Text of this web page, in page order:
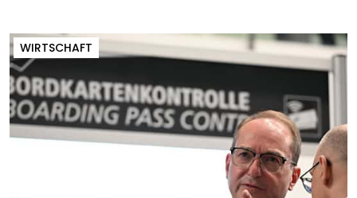
WIRTSCHAFT